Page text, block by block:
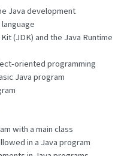
Java development
(JDK) and the Java Runtime
oriented programming
Java program
with a main class
in a Java program